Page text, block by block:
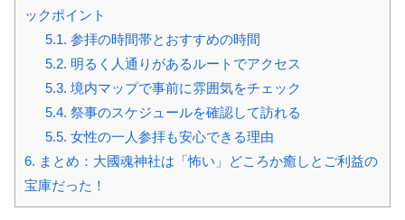
ックポイント
5.1. 参拝の時間帯とおすすめの時間
5.2. 明るく人通りがあるルートでアクセス
5.3. 境内マップで事前に雰囲気をチェック
5.4. 祭事のスケジュールを確認して訪れる
5.5. 女性の一人参拝も安心できる理由
6. まとめ：大國魂神社は「怖い」どころか癒しとご利益の
宝庫だった！